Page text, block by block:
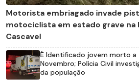
Motorista embriagado invade
motociclista em estado grave na
Cascavel
É Identificado jovem morto a
Novembro; Polícia Civil
da população